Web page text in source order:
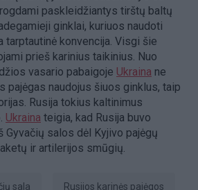
paskleidžiantys tirštų baltų
ginklai, kuriuos naudoti
tarptautinė konvencija. Visgi šie
prieš karinius taikinius. Nuo
vasario pabaigoje Ukraina ne
pajėgas naudojus šiuos ginklus, taip
Rusija tokius kaltinimus
Ukraina teigia, kad Rusija buvo
salos dėl Kyjivo pajėgų
ir artilerijos smūgių.
sala Rusijos karinės pajėgos